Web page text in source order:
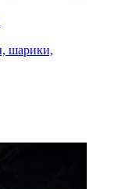
шарики,